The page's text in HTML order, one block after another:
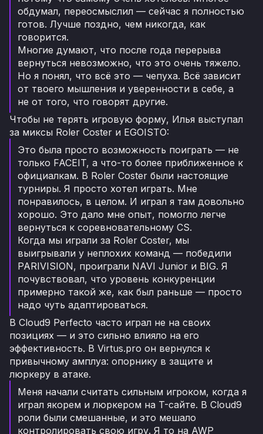
обдумал, переосмыслил — сейчас я полностью
готов. Лучше поздно, чем никогда, как
говорится.
Многие думают, что после года перерыва
вернуться невозможно, что это очень тяжело.
Но я понял, что всё это — чепуха. Всё зависит
от твоего мышления и уверенности в себе, а
не от того, что говорят другие.
Чтобы не терять игровую форму, Илья выступал
за миксы Roler Coster и EGOISTO:
Это была просто возможность поиграть — не
только FACEIT, а что-то более приближенное к
официалкам. В Roler Coster были настоящие
турниры. Я просто хотел играть. Мне
понравилось, в целом. И играл я там довольно
хорошо. Это дало мне опыт, помогло легче
вернуться к соревновательному CS.
Когда мы играли за Roler Coster, мы
выигрывали у неплохих команд — победили
PARIVISION, проиграли NAVI Junior и BIG. Я
почувствовал, что уровень конкуренции
примерно такой же, как был раньше — просто
надо чуть адаптироваться.
В Cloud9 Perfecto часто играл не на своих
позициях — и это сильно влияло на его
эффективность. В Virtus.pro он вернулся к
привычному амплуа: опорнику в защите и
люркеру в атаке.
Меня начали считать сильным игроком, когда я
играл якорем и люркером на T-сайте. В Cloud9
роли были смешанные, и это мешало
контролировать свою игру. Я то на AWP